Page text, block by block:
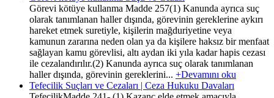
Görevi kötüye kullanma Madde 257(1) Kanunda ayrıca suç
olarak tanımlanan haller dışında, görevinin gereklerine aykırı
hareket etmek suretiyle, kişilerin mağduriyetine veya
kamunun zararına neden olan ya da kişilere haksız bir menfaat
sağlayan kamu görevlisi, altı aydan iki yıla kadar hapis cezası
ile cezalandırılır.(2) Kanunda ayrıca suç olarak tanımlanan
haller dışında, görevinin gereklerini... +Devamını oku
Tefecilik Suçları ve Cezaları | Ceza Hukuku Davaları